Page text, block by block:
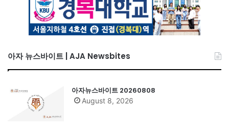
아자 뉴스바이트 | AJA Newsbites
아자뉴스바이트 20260808
August 8, 2026